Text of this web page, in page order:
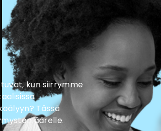
kun siirrymme
Tässä
äärelle.